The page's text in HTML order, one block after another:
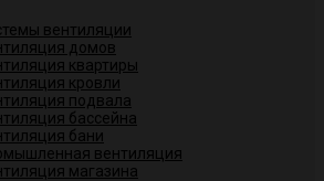
вентиляции
домов
квартиры
кровли
подвала
бассейна
бани
вентиляция
магазина